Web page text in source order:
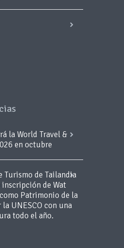
la World Travel &
en octubre
Turismo de Tailandia
inscripción de Wat
Patrimonio de la
UNESCO con una
todo el año.